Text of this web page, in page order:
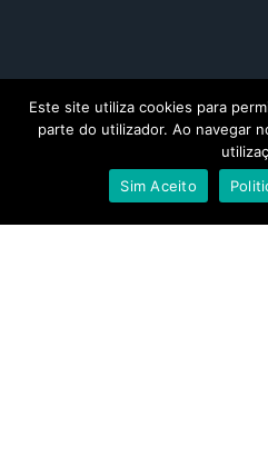
Este site utiliza cookies para
parte do utilizador. Ao navegar
Sim Aceito